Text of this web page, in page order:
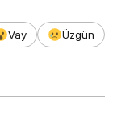
Vay
Üzgün